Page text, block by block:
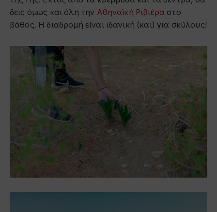
δεις όμως και όλη την Αθηναϊκή Ριβιέρα στο
βάθος. Η διαδρομή είναι ιδανική (και) για σκύλους!